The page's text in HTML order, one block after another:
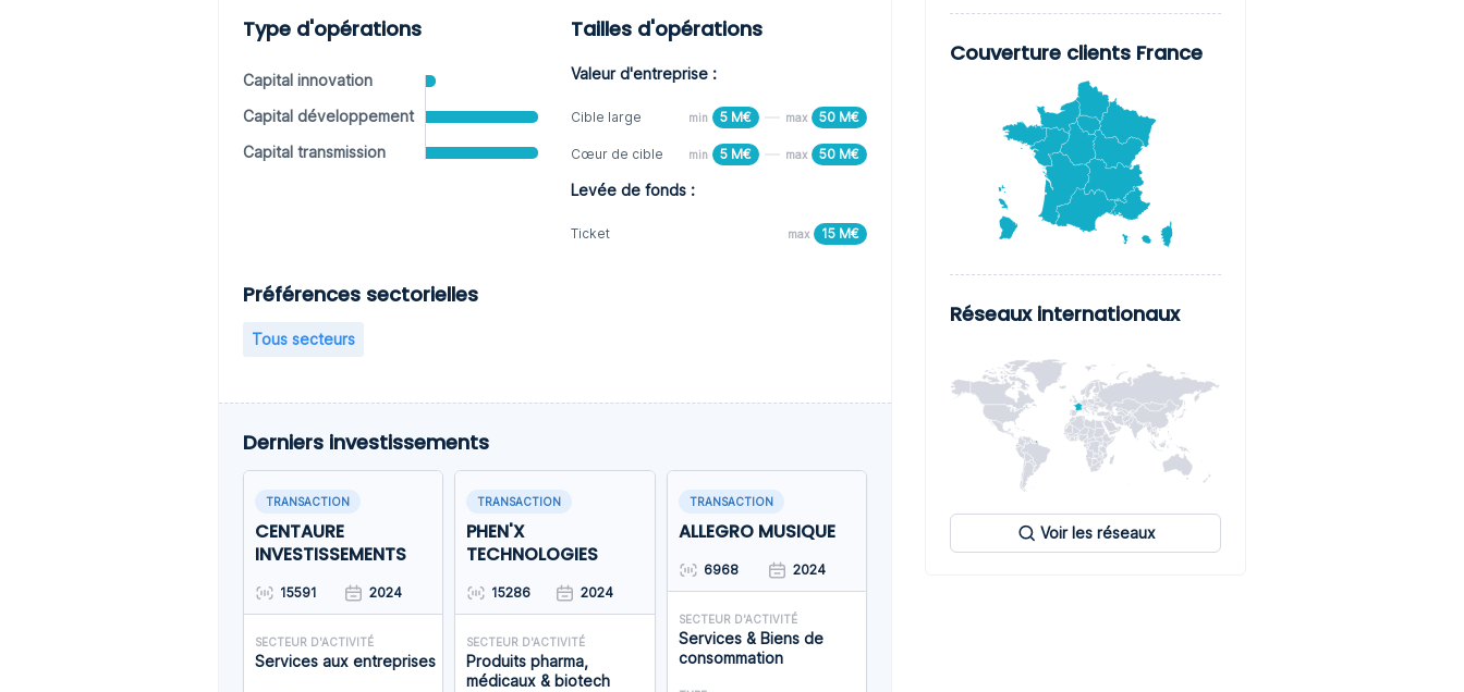
Type d'opérations
Capital innovation
Capital développement
Capital transmission
Tailles d'opérations
Valeur d'entreprise :
Cible large min 5 M€ max 50 M€
Cœur de cible min 5 M€ max 50 M€
Levée de fonds :
Ticket max 15 M€
Préférences sectorielles
Tous secteurs
Derniers investissements
TRANSACTION
CENTAURE
INVESTISSEMENTS
15591 2024
SECTEUR D'ACTIVITÉ
Services aux entreprises
TRANSACTION
PHEN'X
TECHNOLOGIES
15286 2024
SECTEUR D'ACTIVITÉ
Produits pharma,
médicaux & biotech
TRANSACTION
ALLEGRO MUSIQUE
6968 2024
SECTEUR D'ACTIVITÉ
Services & Biens de
consommation
Couverture clients France
Réseaux internationaux
Voir les réseaux